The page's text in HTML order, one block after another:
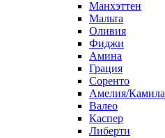
Манхэттен
Мальта
Оливия
Фиджи
Амина
Грация
Соренто
Амелия/Камила
Валео
Каспер
Либерти